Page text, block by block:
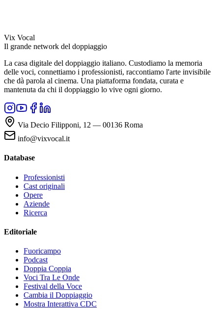
Vix Vocal
Il grande network del doppiaggio
La casa digitale del doppiaggio italiano. Custodiamo la memoria
delle voci, connettiamo i professionisti, raccontiamo l'arte invisibile
che dà parola al cinema. Una piattaforma fondata, curata e
mantenuta da chi il doppiaggio lo vive ogni giorno.
Via Decio Filipponi, 12 — 00136 Roma
info@vixvocal.it
Database
Professionisti
Cast originali
Opere
Aziende
Ricerca
Editoriale
Fuoricampo
Podcast
Doppia Coppia
Voci Tra Le Onde
Festival della Voce
Cambia il Doppiaggio
Mostra Interattiva CDC